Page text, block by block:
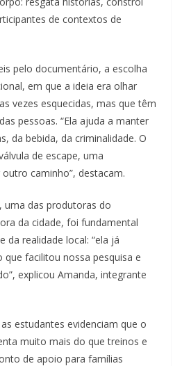
de contextos de
pelo documentário, a escolha
em que a ideia era olhar
vezes esquecidas, mas que têm
pessoas. “Ela ajuda a manter
da bebida, da criminalidade. O
de escape, uma
caminho”, destacam.
uma das produtoras do
da cidade, foi fundamental
da realidade local: “ela já
facilitou nossa pesquisa e
explicou Amanda, integrante
estudantes evidenciam que o
muito mais do que treinos e
de apoio para famílias